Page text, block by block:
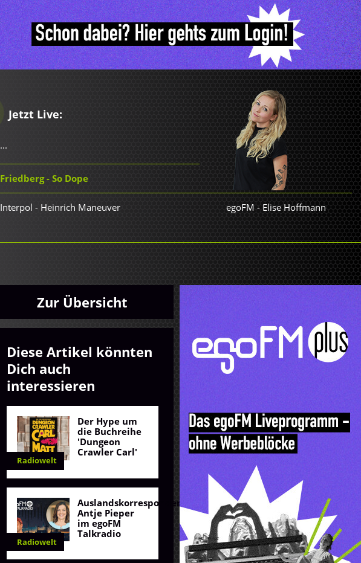
Jetzt Live:
...
Friedberg - So Dope
Interpol - Heinrich Maneuver egoFM- Elise Hoffmann
Zur Übersicht
Diese Artikel könnten
Dich auch
interessieren
Radiowelt
Der Hype um
die Buchreihe
'Dungeon
Crawler Carl'
Radiowelt
Auslandskorrespondentin
Antje Pieper
im egoFM
Talkradio